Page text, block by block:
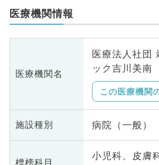
医療機関情報
医療機関名
医療法人社団
ック吉川美南
この医療機関
施設種別 病院（一般）
標榜科目
小児科、皮膚